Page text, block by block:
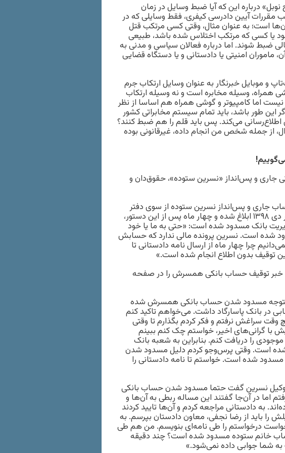
درباره این که آیا ضبط وسایل در زمان
مقررات آیین دادرسی کیفری، فقط وسایلی که در
است؛ به عنوان مثال، وقتی کسی مرتکب قتل
یا کسی که مرتکب اختلاس شده باشد، طبیعی
ضبط شوند. اما درباره فعالان سیاسی و مدنی به
ماموران امنیتی یا دادستانی و یا دستگاه قضایی
و موبایل خبرنگار به عنوان وسایل ارتکاب جرم
همراه، وسیله مخابره است و نه وسیله ارتکاب
اما کامپیوتر و گوشی همراه هم اساسا از نظر
این طور باشد، باید تمام سیستم مخابراتی کشور
می‌کند. پس باید قلم را هم ضبط کنند؟
از جمله شخص من انجام داده، غیرقانونی بوده
جاری و پس‌انداز «نسرین ستوده»، حقوق‌دان و
جاری و پس‌انداز نسرین ستوده از سوی دفتر
دادستانی تهران طی نامه‌ای به بانک پاسارگاد در دی ۱۳۹۸ ابلاغ شده و چهار ماه پس از این دستور،
وی از سوی مدیریت بانک مسدود شده است: «حتی به ما یا خود
شده است. نسرین پرونده مالی ندارد که حسابش
چرا چهار ماه از ارسال نامه دادستانی تا
بدون اطلاع انجام شده است.»
خبر توقیف حساب بانکی همسرش را در صفحه
متوجه مسدود شدن حساب بانکی همسرش شده
در بانک پاسارگاد داشت. می‌خواهم تاکید کنم
سراغش نرفتم و فکر کردم بگذارم تا وقتی
با گرانی‌های اخیر، خواستم چک کنم ببینم
را دریافت کنم. بنابراین به شعبه بانک
است. وقتی پرس‌وجو کردم دلیل مسدود شدن
شده است. خواستم تا نامه دادستانی را
وکیل نسرین گفت حتما مسدود شدن حساب بانکی
اما در آن‌جا گفتند این مساله ربطی به آن‌ها و
به دادستانی مراجعه کردم و آن‌ها تایید کردند
را باید از رضا نجفی، معاون دادستان بپرسم. به
خواست درخواستم را طی نامه‌ای بنویسم. من هم طی
خانم ستوده مسدود شده است؟ چند دقیقه
شما جوابی داده نمی‌شود.»